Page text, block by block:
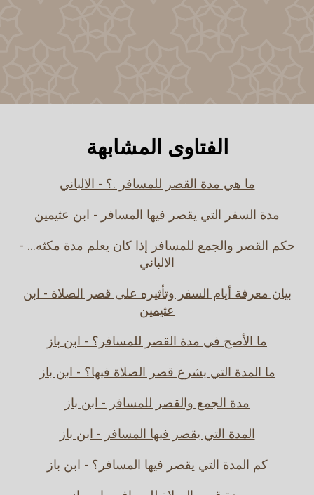
الفتاوى المشابهة
ما هي مدة القصر للمسافر .؟ - الالباني
مدة السفر التي يقصر فيها المسافر - ابن عثيمين
حكم القصر والجمع للمسافر إذا كان يعلم مدة مكثه... -
الالباني
بيان معرفة أيام السفر وتأثيره على قصر الصلاة - ابن
عثيمين
ما الأصح في مدة القصر للمسافر؟ - ابن باز
ما المدة التي يشرع قصر الصلاة فيها؟ - ابن باز
مدة الجمع والقصر للمسافر - ابن باز
المدة التي يقصر فيها المسافر - ابن باز
كم المدة التي يقصر فيها المسافر؟ - ابن باز